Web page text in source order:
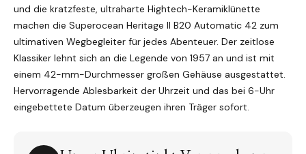
und die kratzfeste, ultraharte Hightech-Keramiklünette
machen die Superocean Heritage II B20 Automatic 42 zum
ultimativen Wegbegleiter für jedes Abenteuer. Der zeitlose
Klassiker lehnt sich an die Legende von 1957 an und ist mit
einem 42-mm-Durchmesser großen Gehäuse ausgestattet.
Hervorragende Ablesbarkeit der Uhrzeit und das bei 6-Uhr
eingebettete Datum überzeugen ihren Träger sofort.